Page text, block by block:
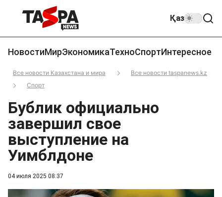
Қаз
НовостиМирЭкономикаТехноСпортИнтересное
Все новости Казахстана и мира
Все новости taspanews.kz
Спорт
04 июля 2025 08:37
Бублик официально
завершил свое
выступление на
Уимблдоне